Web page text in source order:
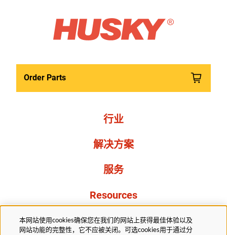
Order Parts
行业
解决方案
服务
Resources
关于我们
本网站使用cookies确保您在我们的网站上获得最佳体验以及
网站功能的完整性，它不应被关闭。可选cookies用于通过分